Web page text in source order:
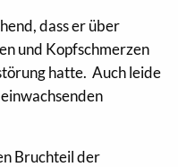
dass er über
und Kopfschmerzen
hatte. Auch leide
Bruchteil der